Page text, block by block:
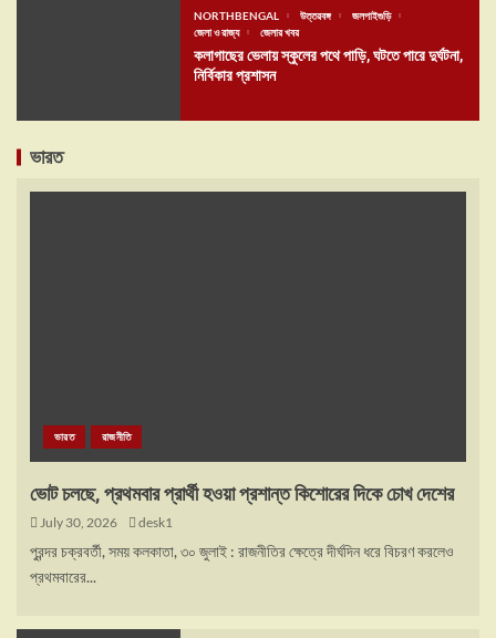
NORTHBENGAL উত্তরবঙ্গ
জলপাইগুড়ি
জেলা ও রাজ্য
জেলার খবর
কলাগাছের ভেলায় স্কুলের পথে পাড়ি, ঘটতে পারে দুর্ঘটনা,
নির্বিকার প্রশাসন
ভারত
ভারত রাজনীতি
ভোট চলছে, প্রথমবার প্রার্থী হওয়া প্রশান্ত কিশোরের দিকে চোখ দেশের
July 30, 2026 desk1
পুরন্দর চক্রবর্তী, সময় কলকাতা, ৩০ জুলাই : রাজনীতির ক্ষেত্রে দীর্ঘদিন ধরে বিচরণ করলেও
প্রথমবারের...